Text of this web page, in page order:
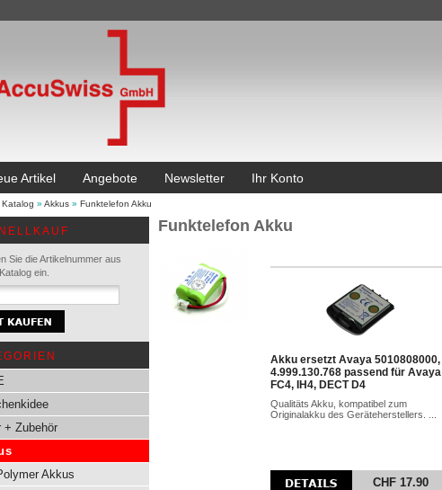
Artikel Angebote Newsletter Ihr Konto
Katalog » Akkus » Funktelefon Akku
Sie die Artikelnummer aus
ein.
+ Zubehör
Akkus
Funktelefon Akku
Akku ersetzt Avaya 5010808000,
4.999.130.768 passend für Avaya
FC4, IH4, DECT D4
Qualitäts Akku, kompatibel zum
Originalakku des Geräteherstellers. ...
CHF 17.90